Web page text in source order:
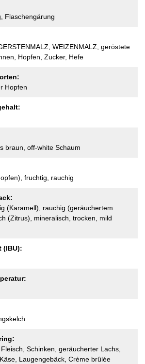
Flaschengärung
WEIZENMALZ, geröstete
Hopfen, Zucker, Hefe
Hopfen
braun, off-white Schaum
fruchtig, rauchig
(Karamell), rauchig (geräuchertem
(Zitrus), mineralisch, trocken, mild
(IBU):
Schinken, geräucherter Lachs,
Laugengebäck, Crème brûlée